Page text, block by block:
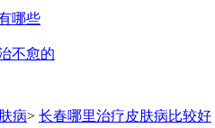
哪些
不愈的
病> 长春哪里治疗皮肤病比较好